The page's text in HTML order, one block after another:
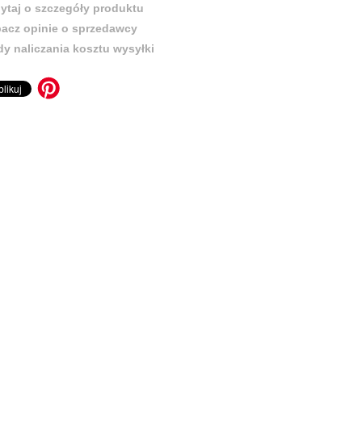
o szczegóły produktu
opinie o sprzedawcy
naliczania kosztu wysyłki